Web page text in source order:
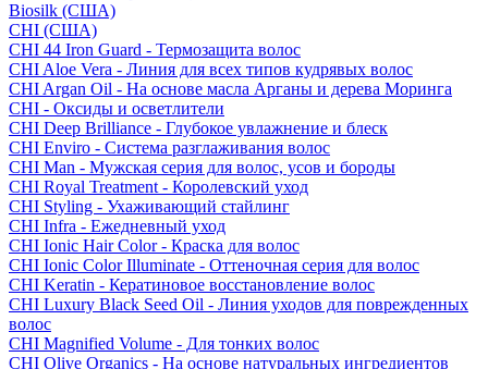
Biosilk (США)
CHI (США)
CHI 44 Iron Guard - Термозащита волос
CHI Aloe Vera - Линия для всех типов кудрявых волос
CHI Argan Oil - На основе масла Арганы и дерева Моринга
CHI - Оксиды и осветлители
CHI Deep Brilliance - Глубокое увлажнение и блеск
CHI Enviro - Система разглаживания волос
CHI Man - Мужская серия для волос, усов и бороды
CHI Royal Treatment - Королевский уход
CHI Styling - Ухаживающий стайлинг
CHI Infra - Ежедневный уход
CHI Ionic Hair Color - Краска для волос
CHI Ionic Color Illuminate - Оттеночная серия для волос
CHI Keratin - Кератиновое восстановление волос
CHI Luxury Black Seed Oil - Линия уходов для поврежденных
волос
CHI Magnified Volume - Для тонких волос
CHI Olive Organics - На основе натуральных ингредиентов